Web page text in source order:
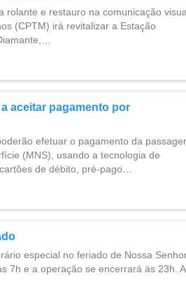
rolante e restauro na comunicação
(CPTM) irá revitalizar a Estação
aceitar pagamento por
efetuar o pagamento da
(MNS), usando a tecnologia de
de débito, pré-pago…
especial no feriado de Nossa
7h e a operação se encerrará às 23h. A